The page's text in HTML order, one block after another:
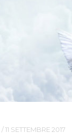
/11 SETTEMBRE 2017